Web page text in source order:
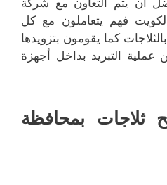
أن يتم التعاون مع شركة
فهم يتعاملون مع كل
كما يقومون بتزويدها
التبريد بداخل أجهزة
ثلاجات بمحافظة